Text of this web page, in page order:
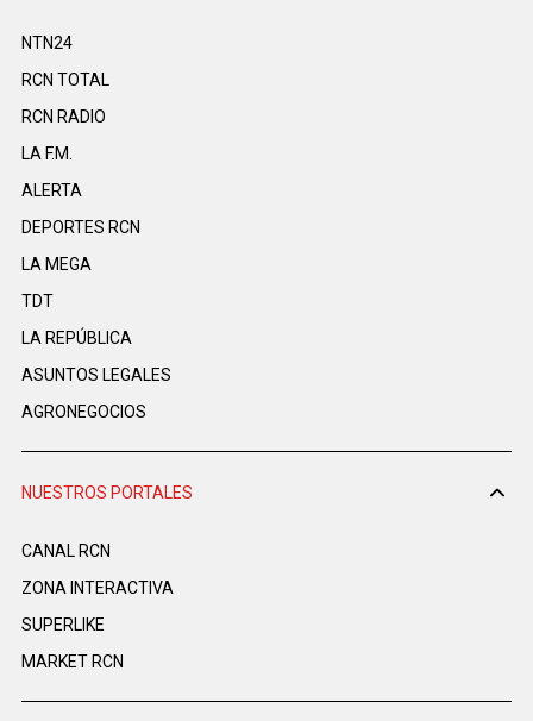
NTN24
RCN TOTAL
RCN RADIO
LA F.M.
ALERTA
DEPORTES RCN
LA MEGA
TDT
LA REPÚBLICA
ASUNTOS LEGALES
AGRONEGOCIOS
NUESTROS PORTALES
CANAL RCN
ZONA INTERACTIVA
SUPERLIKE
MARKET RCN